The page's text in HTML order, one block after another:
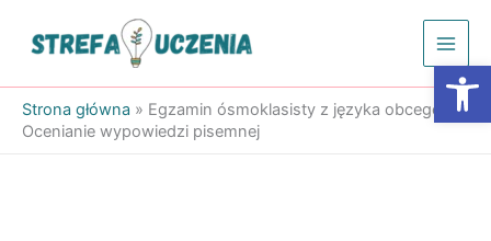
Strona główna » Egzamin ósmoklasisty z języka obcego.
Ocenianie wypowiedzi pisemnej